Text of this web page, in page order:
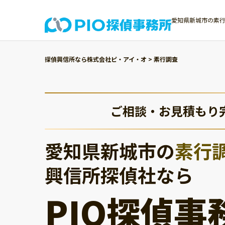
愛知県新城市の素
探偵興信所なら株式会社ピ・アイ・オ > 素行調査
ご相談・お見積もり
愛知県新城市の素行
興信所探偵社なら
PIO探偵事